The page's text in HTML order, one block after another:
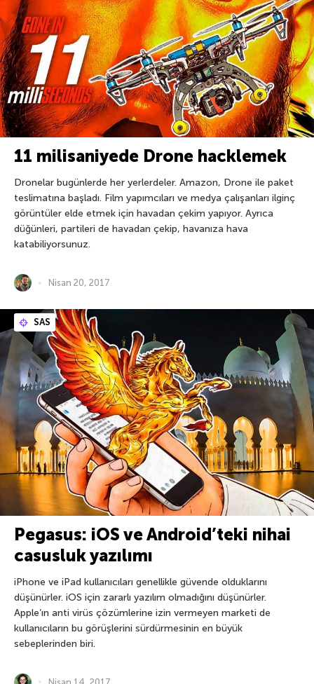
11 milisaniyede Drone hacklemek
Dronelar bugünlerde her yerlerdeler. Amazon, Drone ile paket
teslimatına başladı. Film yapımcıları ve medya çalışanları ilginç
görüntüler elde etmek için havadan çekim yapıyor. Ayrıca
düğünleri, partileri de havadan çekip, havanıza hava
katabiliyorsunuz.
Nisan 20, 2017
SAS
Pegasus: iOS ve Android’teki nihai
casusluk yazılımı
iPhone ve iPad kullanıcıları genellikle güvende olduklarını
düşünürler. iOS için zararlı yazılım olmadığını düşünürler.
Apple’ın anti virüs çözümlerine izin vermeyen marketi de
kullanıcıların bu görüşlerini sürdürmesinin en büyük
sebeplerinden biri.